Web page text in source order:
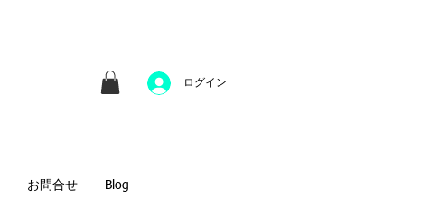
ログイン
お問合せ Blog